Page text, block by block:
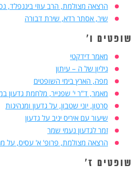
הרצאה מצולמת, הרב עוזי ביננפלד,
שיר, אסתר רדא, שירת דבורה
שופטים ו'
מאמר דידקטי
גיליון של ה – עיתון
מפה, הארץ בימי השופטים
מאמר, ד"ר י' שפנייר, מלחמת גדעון
סרטון, יוני שטבון, על גדעון ומנהיגות
שיעור עם איריס יניב על גדעון
זמר לגדעון נעמי שמר
הרצאה מצולמת, פרופ' א' עסיס, על
שופטים ז'